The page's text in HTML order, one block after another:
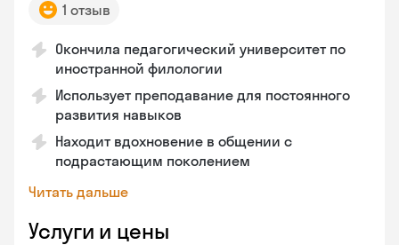
1 отзыв
Окончила педагогический университет по
иностранной филологии
Использует преподавание для постоянного
развития навыков
Находит вдохновение в общении с
подрастающим поколением
Читать дальше
Услуги и цены